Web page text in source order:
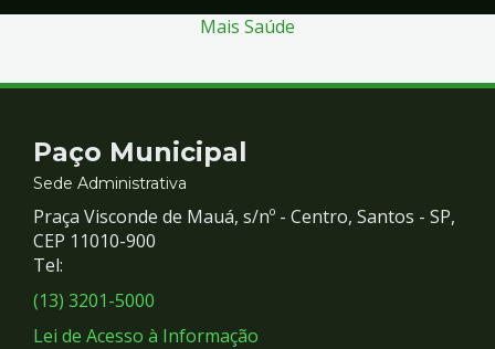
Mais Saúde
Contato
e
Redes
Sociais
Paço Municipal
Sede Administrativa
Praça Visconde de Mauá, s/nº - Centro, Santos - SP,
CEP 11010-900
Tel:
(13) 3201-5000
Lei de Acesso à Informação